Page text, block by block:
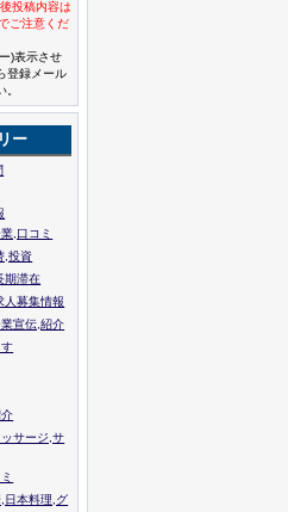
投稿内容は
ご注意くだ
)表示させ
登録メール
ー
,口コミ
,投資
期滞在
人募集情報
宣伝,紹介
サージ,サ
日本料理,グ